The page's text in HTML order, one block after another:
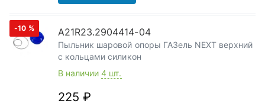
-10 % A21R23.2904414-04
Пыльник шаровой опоры ГАЗель NEXT верхний
с кольцами силикон
В наличии 4 шт.
225 ₽